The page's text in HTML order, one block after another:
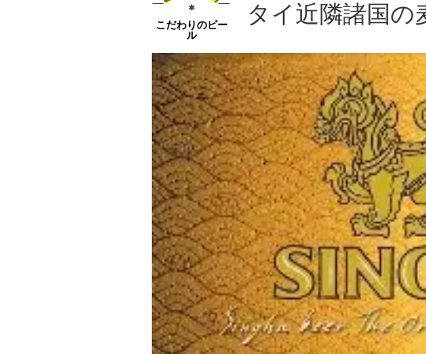
こだわりのビー
ル
タイ近隣諸国の